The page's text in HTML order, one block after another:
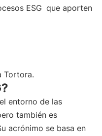
ESG que aporten
Tortora.
entorno de las
también es
acrónimo se basa en